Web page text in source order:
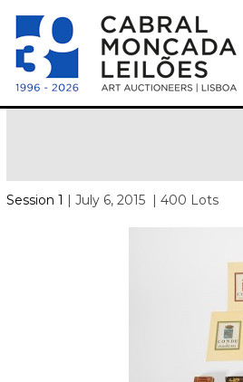
Session 1 | July 6, 2015 | 400 Lots